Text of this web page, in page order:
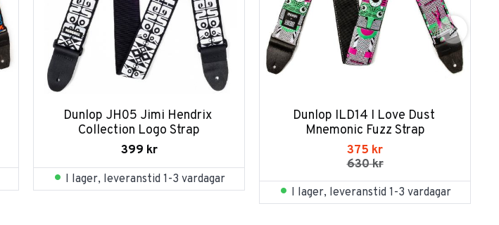
Dunlop JH05 Jimi Hendrix
Collection Logo Strap
399 kr
I lager, leveranstid 1-3 vardagar
Dunlop ILD14 I Love Dust
Mnemonic Fuzz Strap
375 kr
630kr
I lager, leveranstid 1-3 vardagar